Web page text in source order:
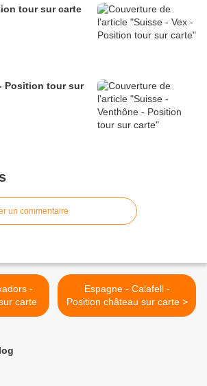
tour sur carte
Position tour sur
un commentaire
carte
Espagne - Calafell -
Position château sur carte >